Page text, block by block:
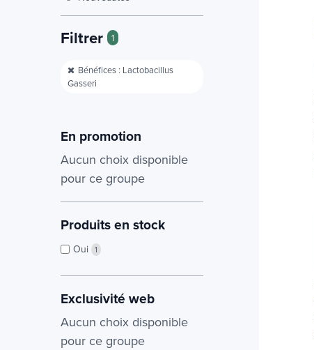
Filtrer 1
Bénéfices : Lactobacillus
Gasseri
En promotion
Aucun choix disponible
pour ce groupe
Produits en stock
Oui 1
Exclusivité web
Aucun choix disponible
pour ce groupe